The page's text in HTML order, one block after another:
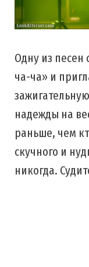
Одну из песен
ча-ча» и
надежды на
раньше, чем
скучного и
никогда.